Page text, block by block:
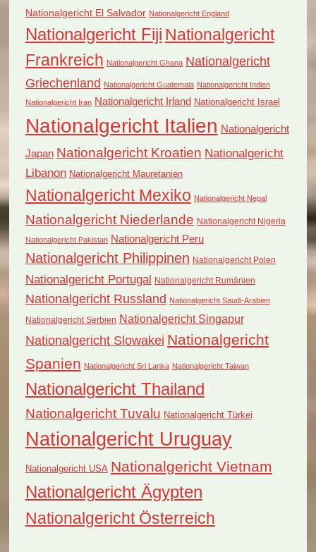
Nationalgericht El Salvador Nationalgericht England
Nationalgericht Fiji Nationalgericht
Frankreich Nationalgericht Ghana Nationalgericht
Griechenland Nationalgericht Guatemala Nationalgericht Indien
Nationalgericht Iran Nationalgericht Irland Nationalgericht Israel
Nationalgericht Italien Nationalgericht
Japan Nationalgericht Kroatien Nationalgericht
Libanon Nationalgericht Mauretanien
Nationalgericht Mexiko Nationalgericht Nepal
Nationalgericht Niederlande Nationalgericht Nigeria
Nationalgericht Pakistan Nationalgericht Peru
Nationalgericht Philippinen Nationalgericht Polen
Nationalgericht Portugal Nationalgericht Rumänien
Nationalgericht Russland Nationalgericht Saudi-Arabien
Nationalgericht Serbien Nationalgericht Singapur
Nationalgericht Slowakei Nationalgericht
Spanien Nationalgericht Sri Lanka Nationalgericht Taiwan
Nationalgericht Thailand
Nationalgericht Tuvalu Nationalgericht Türkei
Nationalgericht Uruguay
Nationalgericht USA Nationalgericht Vietnam
Nationalgericht Ägypten
Nationalgericht Österreich